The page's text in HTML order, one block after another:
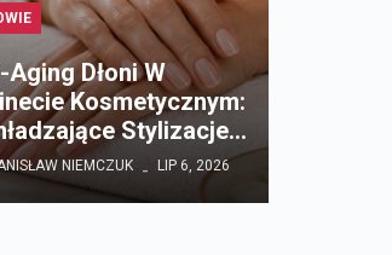
Dłoni W
Kosmetycznym:
Stylizacje…
NIEMCZUK LIP 6, 2026